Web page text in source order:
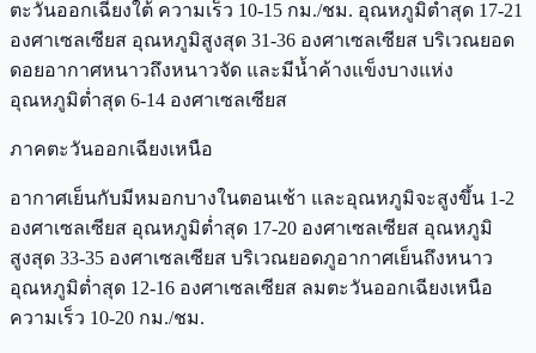
ตะวันออกเฉียงใต้ ความเร็ว 10-15 กม./ชม. อุณหภูมิต่ำสุด 17-21
องศาเซลเซียส อุณหภูมิสูงสุด 31-36 องศาเซลเซียส บริเวณยอด
ดอยอากาศหนาวถึงหนาวจัด และมีน้ำค้างแข็งบางแห่ง
อุณหภูมิต่ำสุด 6-14 องศาเซลเซียส
ภาคตะวันออกเฉียงเหนือ
อากาศเย็นกับมีหมอกบางในตอนเช้า และอุณหภูมิจะสูงขึ้น 1-2
องศาเซลเซียส อุณหภูมิต่ำสุด 17-20 องศาเซลเซียส อุณหภูมิ
สูงสุด 33-35 องศาเซลเซียส บริเวณยอดภูอากาศเย็นถึงหนาว
อุณหภูมิต่ำสุด 12-16 องศาเซลเซียส ลมตะวันออกเฉียงเหนือ
ความเร็ว 10-20 กม./ชม.